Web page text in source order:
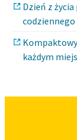
Dzień z
codziennego
każdym